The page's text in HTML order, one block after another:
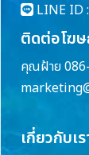
LINE ID :
ติดต่อโฆ
คุณฝ้าย
เกี่ยวกับเร